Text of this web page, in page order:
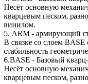
Несёт основную
кварцевым песком,
винилом.
5. ARM - армирующий
В связке со слоем BASE
стабильность
6.BASE - Базовый
Несёт основную
кварцевым песком,